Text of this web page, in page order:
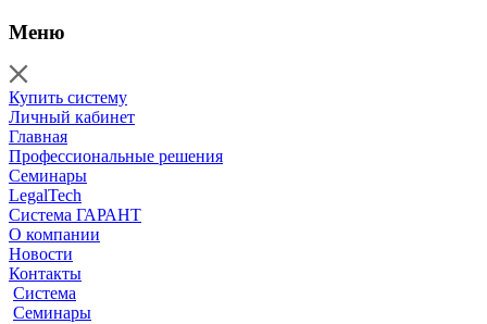
Меню
Купить систему
Личный кабинет
Главная
Профессиональные решения
Семинары
LegalTech
Система ГАРАНТ
О компании
Новости
Контакты
Система
Семинары